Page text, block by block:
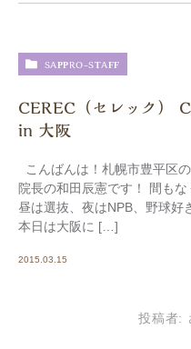
SAPPRO-STAFF
CEREC（セレック）
in 大阪
こんばんは！札幌市豊平区
院長の和田辰憲です！ 間も
昼は選抜、夜はNPB、野球好
本日は大阪に […]
2015.03.15
投稿者: